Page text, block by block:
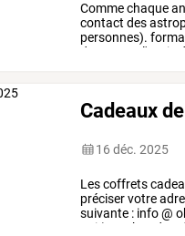
Commechaque
contact des
personnes).
donneront
l'envie de
Cadeaux
16 déc. 2025
Lescoffrets
préciservotre
suivante : info@
nuit)
week end